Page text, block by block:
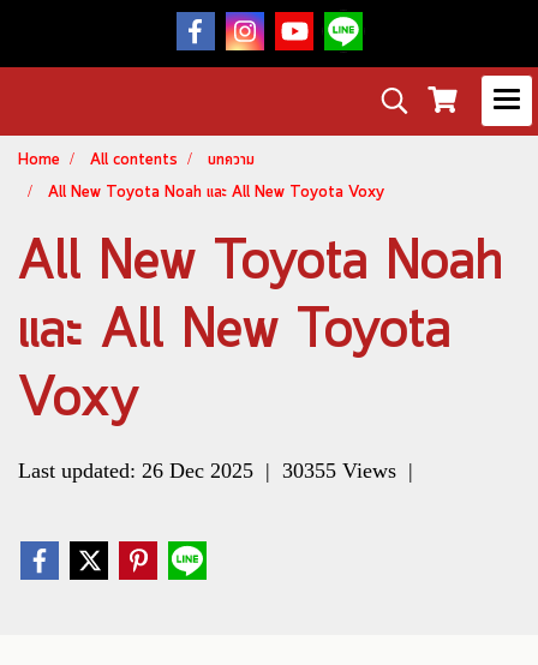
Home All contents
บทความ
All New Toyota Noah และ All New Toyota Voxy
All New Toyota Noah
และ All New Toyota
Voxy
Last updated: 26 Dec 2025 | 30355 Views |